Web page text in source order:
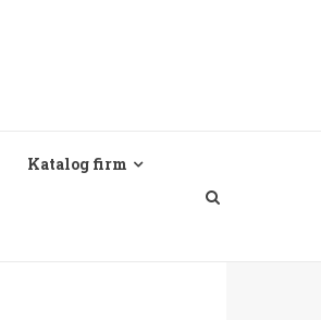
Katalog firm